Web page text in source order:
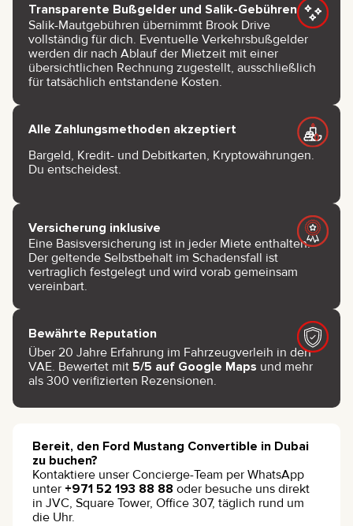
Transparente Bußgelder und Salik-Gebühren
Salik-Mautgebühren übernimmt Brook Drive
vollständig für dich. Eventuelle Verkehrsbußgelder
werden dir nach Ablauf der Mietzeit mit einer
übersichtlichen Rechnung zugestellt, ausschließlich
für tatsächlich entstandene Kosten.
Alle Zahlungsmethoden akzeptiert
Bargeld, Kredit- und Debitkarten, Kryptowährungen.
Du entscheidest.
Versicherung inklusive
Eine Basisversicherung ist in jeder Miete enthalten.
Der geltende Selbstbehalt im Schadensfall ist
vertraglich festgelegt und wird vorab gemeinsam
vereinbart.
Bewährte Reputation
Über 20 Jahre Erfahrung im Fahrzeugverleih in den
VAE. Bewertet mit 5/5 auf Google Maps und mehr
als 300 verifizierten Rezensionen.
Bereit, den Ford Mustang Convertible in Dubai
zu buchen?
Kontaktiere unser Concierge-Team per WhatsApp
unter +971 52 193 88 88 oder besuche uns direkt
in JVC, Square Tower, Office 307, täglich rund um
die Uhr.